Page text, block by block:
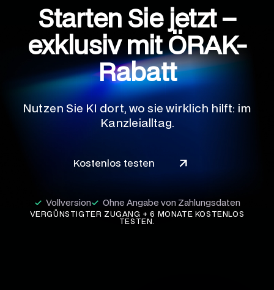
Starten Sie jetzt –
exklusiv mit ÖRAK-
Rabatt
Nutzen Sie KI dort, wo sie wirklich hilft: im
Kanzleialltag.
Kostenlos testen
Vollversion Ohne Angabe von Zahlungsdaten
VERGÜNSTIGTER ZUGANG + 6 MONATE KOSTENLOS
TESTEN.